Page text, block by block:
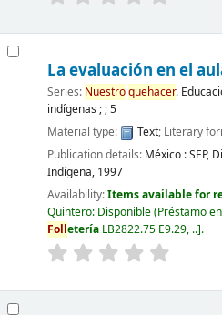
La evaluación en el
Series: Nuestroquehacer.
indígenas ; ; 5
Material type:
Text; Literary
Publication details: México :SEP,
Indígena, 1997
Availability:Items available for
Quintero: Disponible (Préstamo
Folletería LB2822.75 E9.29, .. .